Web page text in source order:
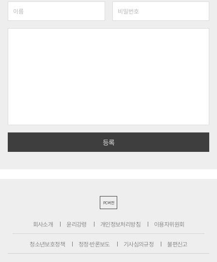
PC버전
회사소개 윤리강령 개인정보처리방침 이용자위원회
청소년보호정책 정정·반론보도 기사심의규정 불편신고